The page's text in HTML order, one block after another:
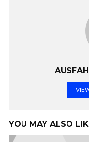
YOU MAY ALSO